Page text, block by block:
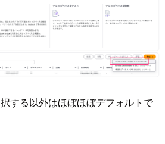
する以外はほぼほぼデフォルトで